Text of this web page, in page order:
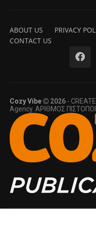
ABOUT US PRIVACY
CONTACT US
Cozy Vibe 2026 -
Agency. ΑΡΙΘΜΟΣ